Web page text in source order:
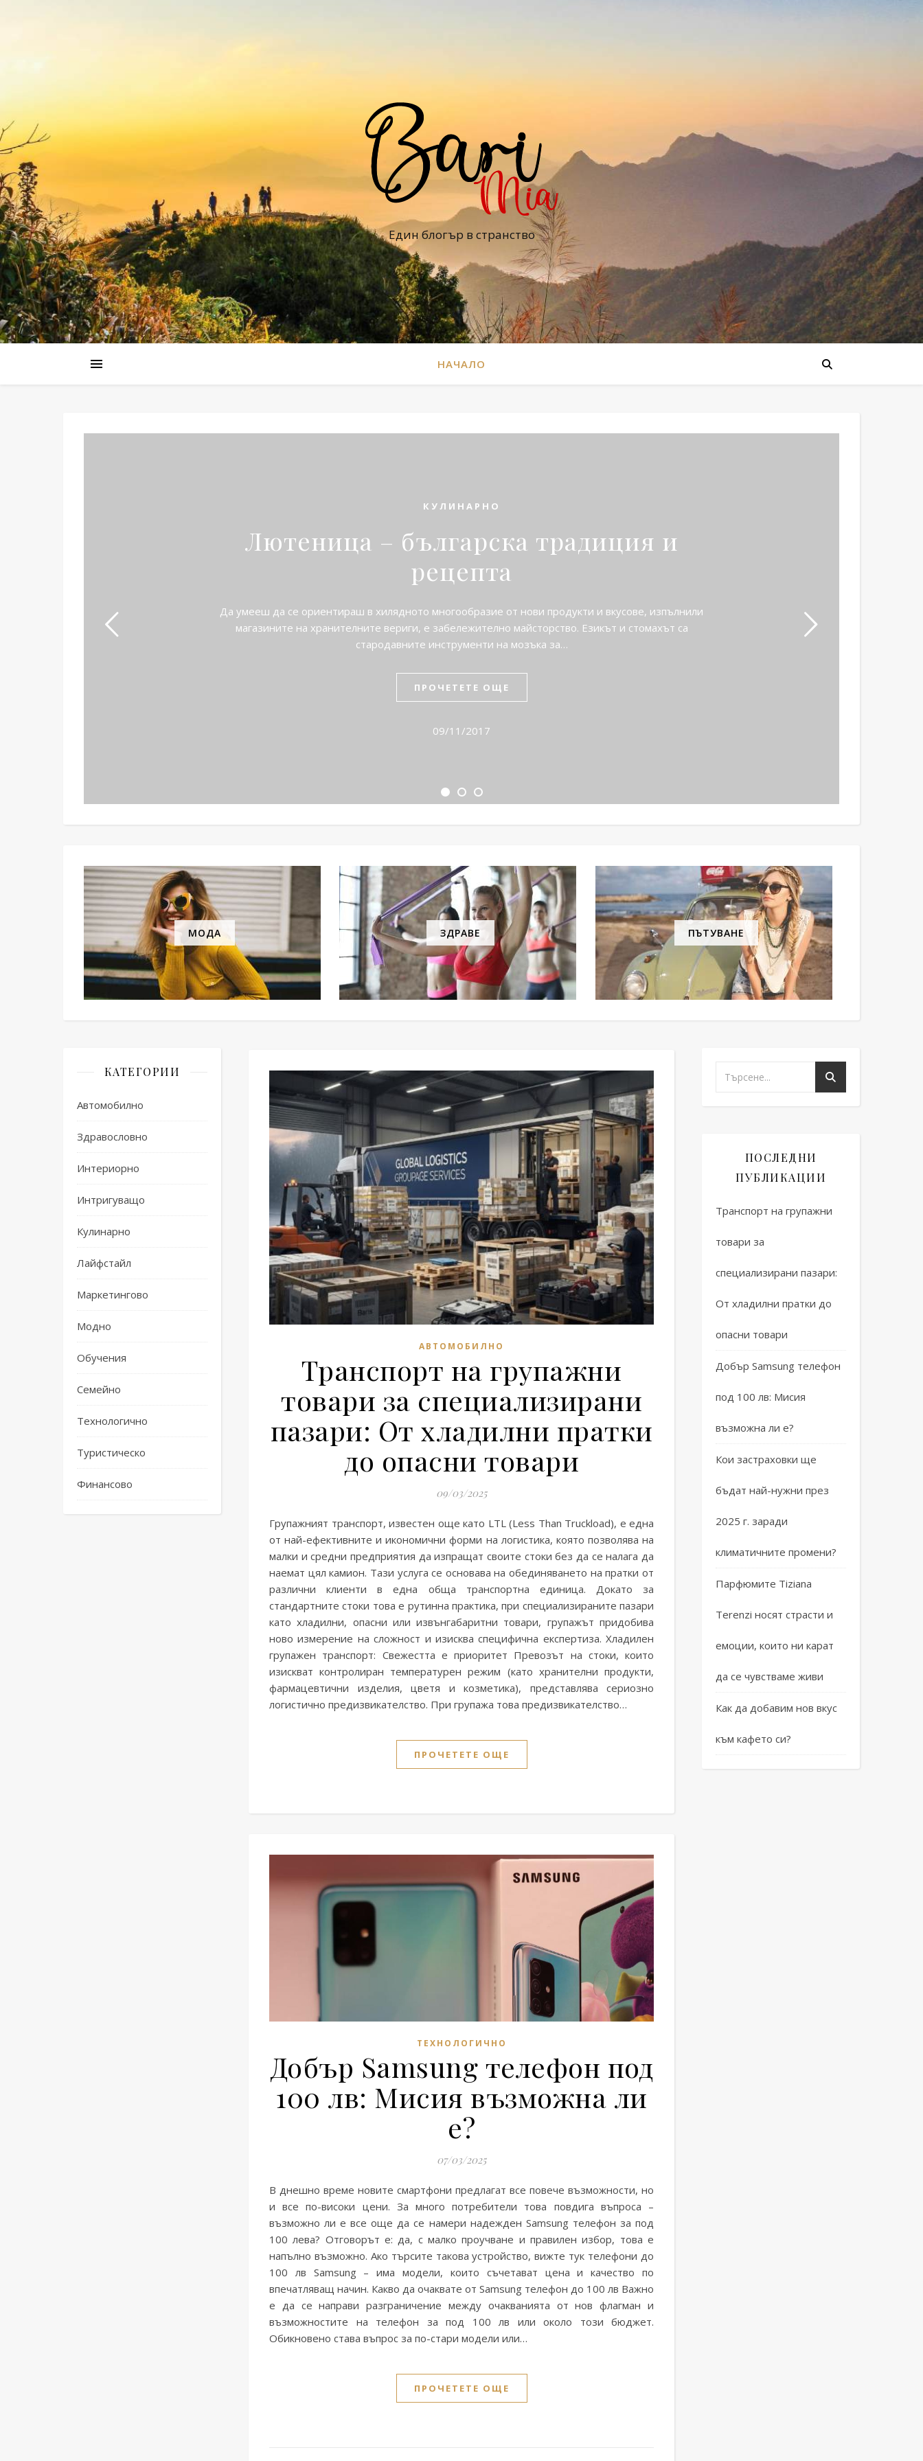
Един блогър в странство
НАЧАЛО
КУЛИНАРНО
Лютеница – българска традиция и
рецепта
Да умееш да се ориентираш в хилядното многообразие от нови продукти и вкусове, изпълнили
магазините на хранителните вериги, е забележително майсторство. Езикът и стомахът са
стародавните инструменти на мозъка за…
ПРОЧЕТЕТЕ ОЩЕ
09/11/2017
МОДА ЗДРАВЕ ПЪТУВАНЕ
КАТЕГОРИИ
Автомобилно
Здравословно
Интериорно
Интригуващо
Кулинарно
Лайфстайл
Маркетингово
Модно
Обучения
Семейно
Технологично
Туристическо
Финансово
АВТОМОБИЛНО
Транспорт на групажни
товари за специализирани
пазари: От хладилни пратки
до опасни товари
09/03/2025
Групажният транспорт, известен още като LTL (Less Than Truckload), е една
от най-ефективните и икономични форми на логистика, която позволява на
малки и средни предприятия да изпращат своите стоки без да се налага да
наемат цял камион. Тази услуга се основава на обединяването на пратки от
различни клиенти в една обща транспортна единица. Докато за
стандартните стоки това е рутинна практика, при специализираните пазари
като хладилни, опасни или извънгабаритни товари, групажът придобива
ново измерение на сложност и изисква специфична експертиза. Хладилен
групажен транспорт: Свежестта е приоритет Превозът на стоки, които
изискват контролиран температурен режим (като хранителни продукти,
фармацевтични изделия, цветя и козметика), представлява сериозно
логистично предизвикателство. При групажа това предизвикателство…
ПРОЧЕТЕТЕ ОЩЕ
ТЕХНОЛОГИЧНО
Добър Samsung телефон под
100 лв: Мисия възможна ли
е?
07/03/2025
В днешно време новите смартфони предлагат все повече възможности, но
и все по-високи цени. За много потребители това повдига въпроса –
възможно ли е все още да се намери надежден Samsung телефон за под
100 лева? Отговорът е: да, с малко проучване и правилен избор, това е
напълно възможно. Ако търсите такова устройство, вижте тук телефони до
100 лв Samsung – има модели, които съчетават цена и качество по
впечатляващ начин. Какво да очаквате от Samsung телефон до 100 лв Важно
е да се направи разграничение между очакванията от нов флагман и
възможностите на телефон за под 100 лв или около този бюджет.
Обикновено става въпрос за по-стари модели или…
ПРОЧЕТЕТЕ ОЩЕ
ПОСЛЕДНИ
ПУБЛИКАЦИИ
Транспорт на групажни
товари за
специализирани пазари:
От хладилни пратки до
опасни товари
Добър Samsung телефон
под 100 лв: Мисия
възможна ли е?
Кои застраховки ще
бъдат най-нужни през
2025 г. заради
климатичните промени?
Парфюмите Tiziana
Terenzi носят страсти и
емоции, които ни карат
да се чувстваме живи
Как да добавим нов вкус
към кафето си?